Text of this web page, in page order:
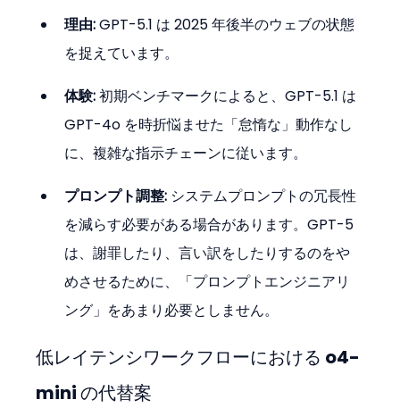
理由: GPT-5.1 は 2025 年後半のウェブの状態
を捉えています。
体験: 初期ベンチマークによると、GPT-5.1 は
GPT-4o を時折悩ませた「怠惰な」動作なし
に、複雑な指示チェーンに従います。
プロンプト調整: システムプロンプトの冗長性
を減らす必要がある場合があります。GPT-5
は、謝罪したり、言い訳をしたりするのをや
めさせるために、「プロンプトエンジニアリ
ング」をあまり必要としません。
低レイテンシワークフローにおける o4-
mini の代替案